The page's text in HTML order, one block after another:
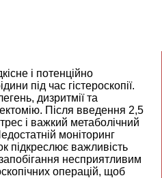
і потенційно
під час гістероскопії.
дизритмії та
Після введення 2,5
і важкий метаболічний
моніторинг
підкреслює важливість
несприятливим
операцій, щоб